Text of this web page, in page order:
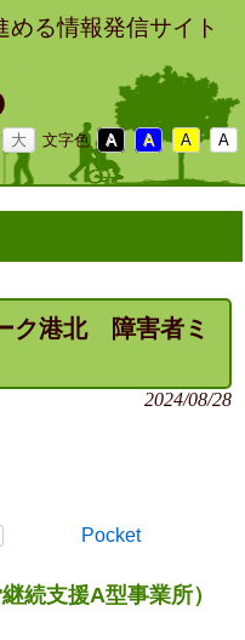
る情報発信サイト
大 文字色 A A A A
ク港北 障害者ミ
2024/08/28
Pocket
続支援A型事業所）